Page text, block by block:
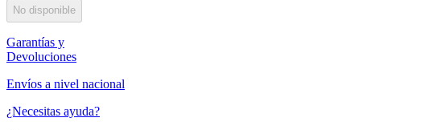
No disponible
Garantías y
Devoluciones
Envíos a nivel nacional
¿Necesitas ayuda?